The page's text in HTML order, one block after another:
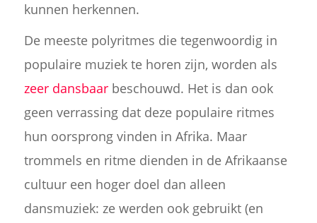
kunnen herkennen.
De meeste polyritmes die tegenwoordig in
populaire muziek te horen zijn, worden als
zeer dansbaarbeschouwd. Het is dan ook
geen verrassing dat deze populaire ritmes
hun oorsprong vinden in Afrika. Maar
trommels en ritme dienden in de Afrikaanse
cultuur een hoger doel dan alleen
dansmuziek: ze werden ook gebruikt (en